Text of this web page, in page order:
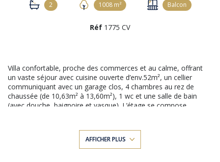
2 1008 m² Balcon
Réf 1775 CV
Villa confortable, proche des commerces et au calme, offrant
un vaste séjour avec cuisine ouverte d’env.52m², un cellier
communiquant avec un garage clos, 4 chambres au rez de
chaussée (de 10,63m² à 13,60m²), 1 wc et une salle de bain
(avec douche, baignoire et vasque). L’étage se compose
De nombreuses terrasses complètent cette villa. Jardin clos et
AFFICHER PLUS